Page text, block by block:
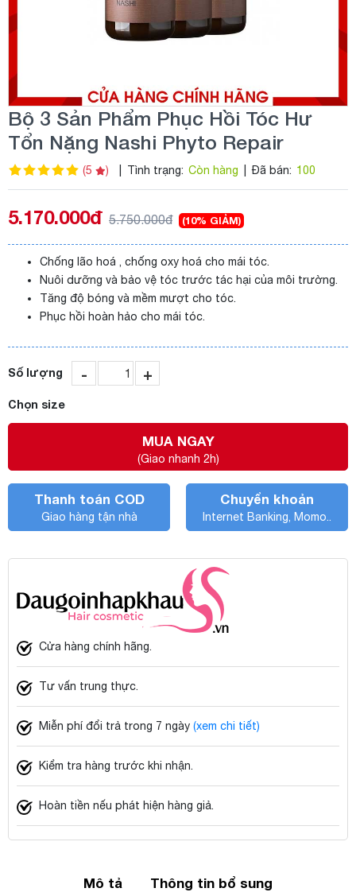
Bộ 3 Sản Phẩm Phục Hồi Tóc Hư
Tổn Nặng Nashi Phyto Repair
(5 ) Tình trạng: Còn hàng Đã bán: 100
5.170.000đ 5.750.000đ (10% GIẢM)
Chống lão hoá , chống oxy hoá cho mái tóc.
Nuôi dưỡng và bảo vệ tóc trước tác hại của môi trường.
Tăng độ bóng và mềm mượt cho tóc.
Phục hồi hoàn hảo cho mái tóc.
Số lượng - +
Chọn size
MUA NGAY
(Giao nhanh 2h)
Thanh toán COD
Giao hàng tận nhà
Chuyển khoản
Internet Banking, Momo..
Cửa hàng chính hãng.
Tư vấn trung thực.
Miễn phí đổi trả trong 7 ngày (xem chi tiết)
Kiểm tra hàng trước khi nhận.
Hoàn tiền nếu phát hiện hàng giả.
Mô tả Thông tin bổ sung